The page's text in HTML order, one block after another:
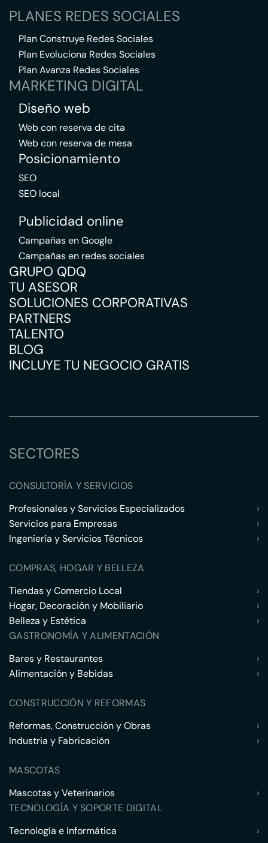
PLANES REDES SOCIALES
Plan Construye Redes Sociales
Plan Evoluciona Redes Sociales
Plan Avanza Redes Sociales
MARKETING DIGITAL
Diseño web
Web con reserva de cita
Web con reserva de mesa
Posicionamiento
SEO
SEO local
Publicidad online
Campañas en Google
Campañas en redes sociales
GRUPO QDQ
TU ASESOR
SOLUCIONES CORPORATIVAS
PARTNERS
TALENTO
BLOG
INCLUYE TU NEGOCIO GRATIS
SECTORES
CONSULTORÍA Y SERVICIOS
Profesionales y Servicios Especializados
›
Servicios para Empresas
›
Ingeniería y Servicios Técnicos
›
COMPRAS, HOGAR Y BELLEZA
Tiendas y Comercio Local
›
Hogar, Decoración y Mobiliario
›
Belleza y Estética
›
GASTRONOMÍA Y ALIMENTACIÓN
Bares y Restaurantes
›
Alimentación y Bebidas
›
CONSTRUCCIÓN Y REFORMAS
Reformas, Construcción y Obras
›
Industria y Fabricación
›
MASCOTAS
Mascotas y Veterinarios
›
TECNOLOGÍA Y SOPORTE DIGITAL
Tecnología e Informática
›